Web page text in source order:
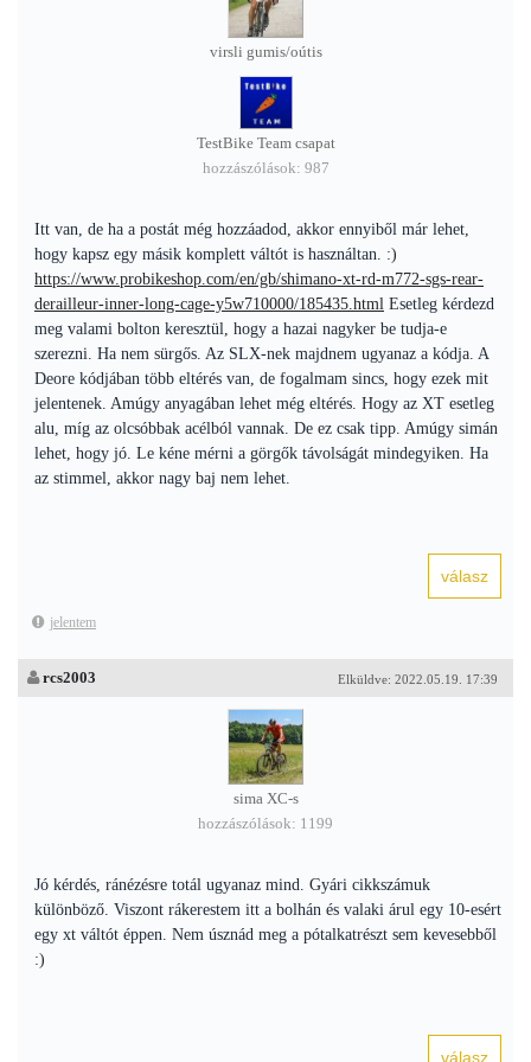
virsli gumis/oútis
TestBike Team csapat
hozzászólások: 987
Itt van, de ha a postát még hozzáadod, akkor ennyiből már lehet,
hogy kapsz egy másik komplett váltót is használtan. :)
https://www.probikeshop.com/en/gb/shimano-xt-rd-m772-sgs-rear-
derailleur-inner-long-cage-y5w710000/185435.html Esetleg kérdezd
meg valami bolton keresztül, hogy a hazai nagyker be tudja-e
szerezni. Ha nem sürgős. Az SLX-nek majdnem ugyanaz a kódja. A
Deore kódjában több eltérés van, de fogalmam sincs, hogy ezek mit
jelentenek. Amúgy anyagában lehet még eltérés. Hogy az XT esetleg
alu, míg az olcsóbbak acélból vannak. De ez csak tipp. Amúgy simán
lehet, hogy jó. Le kéne mérni a görgők távolságát mindegyiken. Ha
az stimmel, akkor nagy baj nem lehet.
jelentem
Elküldve: 2022.05.19. 17:39
rcs2003
sima XC-s
hozzászólások: 1199
Jó kérdés, ránézésre totál ugyanaz mind. Gyári cikkszámuk
különböző. Viszont rákerestem itt a bolhán és valaki árul egy 10-esért
egy xt váltót éppen. Nem úsznád meg a pótalkatrészt sem kevesebből
:)